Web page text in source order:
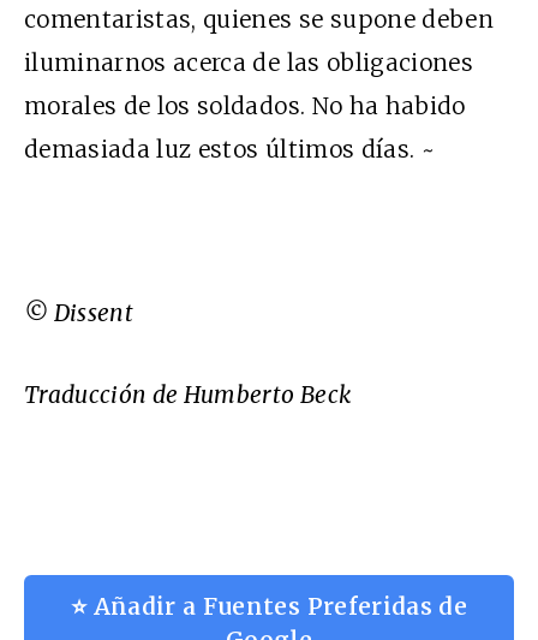
comentaristas, quienes se supone deben
iluminarnos acerca de las obligaciones
morales de los soldados. No ha habido
demasiada luz estos últimos días. ~
© Dissent
Traducción de Humberto Beck
⭐ Añadir a Fuentes Preferidas de